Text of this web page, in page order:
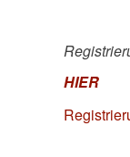
HIER